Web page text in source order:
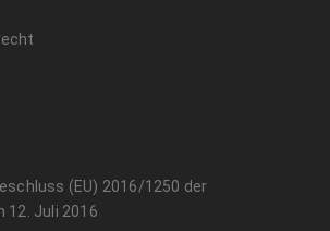
(EU) 2016/1250 der
12. Juli 2016